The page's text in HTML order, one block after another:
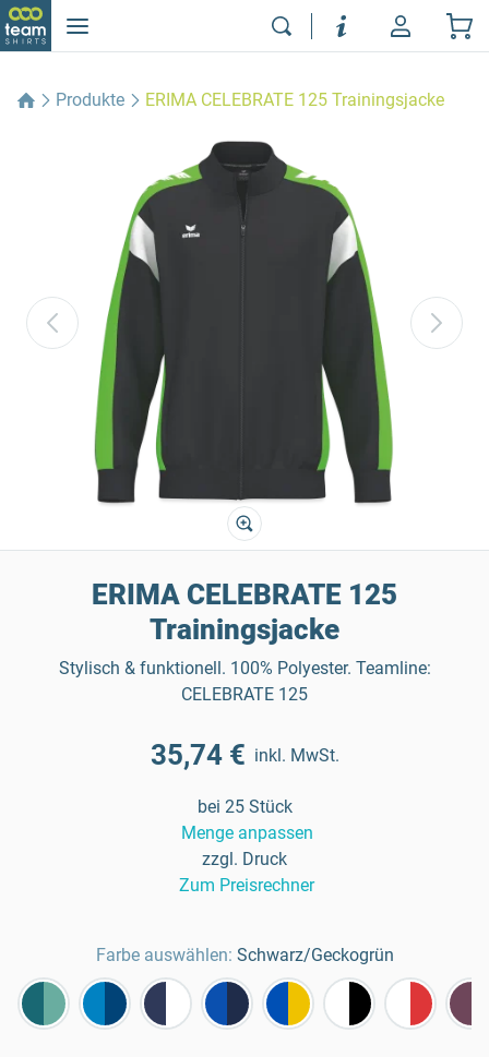
Produkte ERIMA CELEBRATE 125 Trainingsjacke
ERIMA CELEBRATE 125
Trainingsjacke
Stylisch & funktionell. 100% Polyester. Teamline:
CELEBRATE 125
35,74 € inkl. MwSt.
bei 25 Stück
Menge anpassen
zzgl. Druck
Zum Preisrechner
Farbe auswählen: Schwarz/Geckogrün